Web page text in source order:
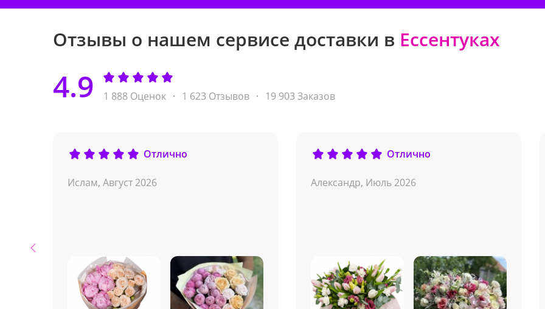
Отзывы о нашем сервисе доставки в Ессентуках
4.9 1 888 Оценок 1 623 Отзывов 19 903 Заказов
Отлично
Ислам, Август 2026
Отлично
Александр, Июль 2026